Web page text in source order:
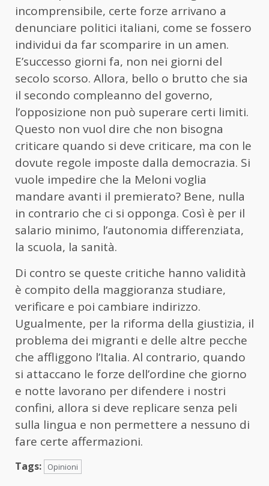
incomprensibile, certe forze arrivano a
denunciare politici italiani, come se fossero
individui da far scomparire in un amen.
E’successo giorni fa, non nei giorni del
secolo scorso. Allora, bello o brutto che sia
il secondo compleanno del governo,
l’opposizione non può superare certi limiti.
Questo non vuol dire che non bisogna
criticare quando si deve criticare, ma con le
dovute regole imposte dalla democrazia. Si
vuole impedire che la Meloni voglia
mandare avanti il premierato? Bene, nulla
in contrario che ci si opponga. Così è per il
salario minimo, l’autonomia differenziata,
la scuola, la sanità.
Di contro se queste critiche hanno validità
è compito della maggioranza studiare,
verificare e poi cambiare indirizzo.
Ugualmente, per la riforma della giustizia, il
problema dei migranti e delle altre pecche
che affliggono l’Italia. Al contrario, quando
si attaccano le forze dell’ordine che giorno
e notte lavorano per difendere i nostri
confini, allora si deve replicare senza peli
sulla lingua e non permettere a nessuno di
fare certe affermazioni.
Tags: Opinioni